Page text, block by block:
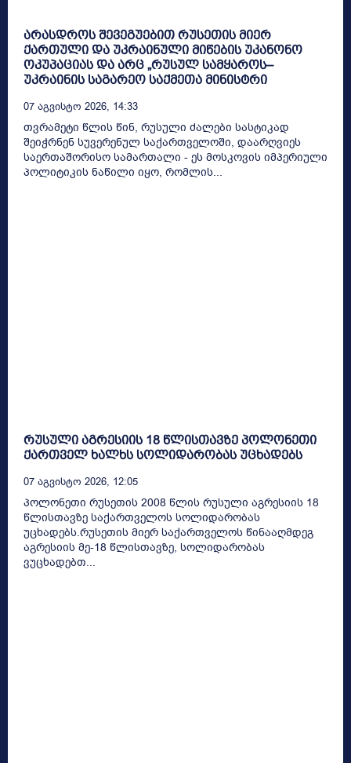
არასდროს შევეგუებით რუსეთის მიერ
ქართული და უკრაინული მიწების უკანონო
ოკუპაციას და არც „რუსულ სამყაროს–
უკრაინის საგარეო საქმეთა მინისტრი
07 Აგვისტო 2026, 14:33
თვრამეტი წლის წინ, რუსული ძალები სასტიკად
შეიჭრნენ სუვერენულ საქართველოში, დაარღვიეს
საერთაშორისო სამართალი - ეს მოსკოვის იმპერიული
პოლიტიკის ნაწილი იყო, რომლის...
რუსული აგრესიის 18 წლისთავზე პოლონეთი
ქართველ ხალხს სოლიდარობას უცხადებს
07 Აგვისტო 2026, 12:05
პოლონეთი რუსეთის 2008 წლის რუსული აგრესიის 18
წლისთავზე საქართველოს სოლიდარობას
უცხადებს.რუსეთის მიერ საქართველოს წინააღმდეგ
აგრესიის მე-18 წლისთავზე, სოლიდარობას
ვუცხადებთ...